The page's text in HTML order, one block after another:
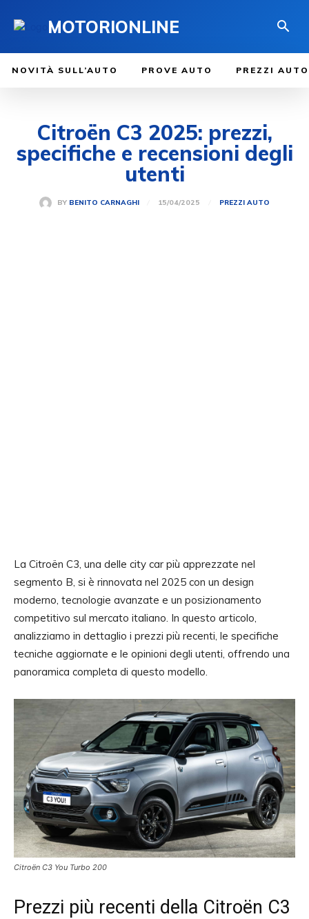
MOTORIONLINE
NOVITÀ SULL’AUTO PROVE AUTO PREZZI AUTO
Citroën C3 2025: prezzi,
specifiche e recensioni degli
utenti
BY BENITO CARNAGHI 15/04/2025 PREZZI AUTO
La Citroën C3, una delle city car più apprezzate nel
segmento B, si è rinnovata nel 2025 con un design
moderno, tecnologie avanzate e un posizionamento
competitivo sul mercato italiano. In questo articolo,
analizziamo in dettaglio i prezzi più recenti, le specifiche
tecniche aggiornate e le opinioni degli utenti, offrendo una
panoramica completa di questo modello.
Citroën C3 You Turbo 200
Prezzi più recenti della Citroën C3